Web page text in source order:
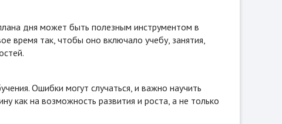
дня может быть полезным инструментом в
время так, чтобы оно включало учебу, занятия,
Ошибки могут случаться, и важно научить
как на возможность развития и роста, а не только